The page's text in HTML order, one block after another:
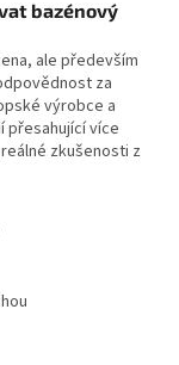
bazénový
ale především
za
výrobce a
více
zkušenosti z